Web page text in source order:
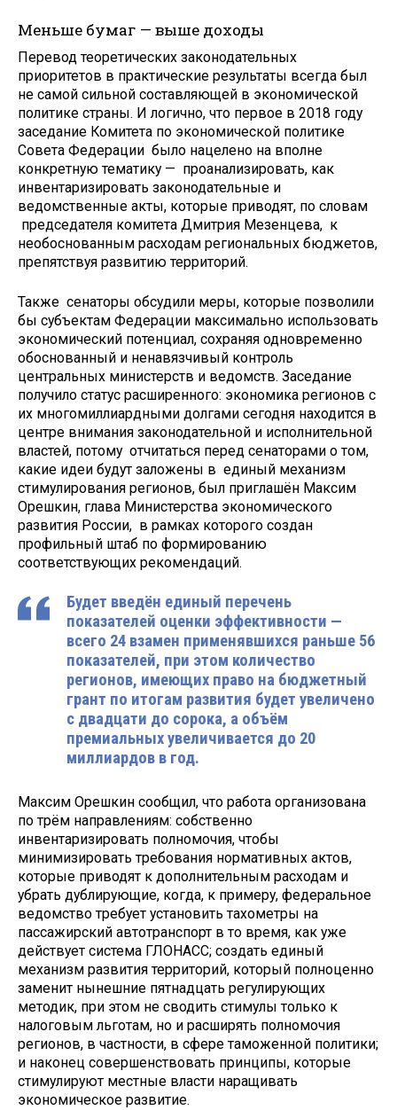
Меньше бумаг — выше доходы
Перевод теоретических законодательных
приоритетов в практические результаты всегда был
не самой сильной составляющей в экономической
политике страны. И логично, что первое в 2018 году
заседание Комитета по экономической политике
Совета Федерации было нацелено на вполне
конкретную тематику — проанализировать, как
инвентаризировать законодательные и
ведомственные акты, которые приводят, по словам
председателя комитета Дмитрия Мезенцева, к
необоснованным расходам региональных бюджетов,
препятствуя развитию территорий.
Также сенаторы обсудили меры, которые позволили
бы субъектам Федерации максимально использовать
экономический потенциал, сохраняя одновременно
обоснованный и ненавязчивый контроль
центральных министерств и ведомств. Заседание
получило статус расширенного: экономика регионов с
их многомиллиардными долгами сегодня находится в
центре внимания законодательной и исполнительной
властей, потому отчитаться перед сенаторами о том,
какие идеи будут заложены в единый механизм
стимулирования регионов, был приглашён Максим
Орешкин, глава Министерства экономического
развития России, в рамках которого создан
профильный штаб по формированию
соответствующих рекомендаций.
Будет введён единый перечень
показателей оценки эффективности —
всего 24 взамен применявшихся раньше 56
показателей, при этом количество
регионов, имеющих право на бюджетный
грант по итогам развития будет увеличено
с двадцати до сорока, а объём
премиальных увеличивается до 20
миллиардов в год.
Максим Орешкин сообщил, что работа организована
по трём направлениям: собственно
инвентаризировать полномочия, чтобы
минимизировать требования нормативных актов,
которые приводят к дополнительным расходам и
убрать дублирующие, когда, к примеру, федеральное
ведомство требует установить тахометры на
пассажирский автотранспорт в то время, как уже
действует система ГЛОНАСС; создать единый
механизм развития территорий, который полноценно
заменит нынешние пятнадцать регулирующих
методик, при этом не сводить стимулы только к
налоговым льготам, но и расширять полномочия
регионов, в частности, в сфере таможенной политики;
и наконец совершенствовать принципы, которые
стимулируют местные власти наращивать
экономическое развитие.